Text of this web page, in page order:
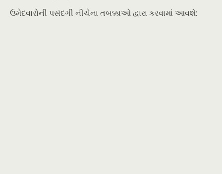
ઉમેદવારોની પસંદગી નીચેના તબક્કાઓ દ્વારા કરવામાં આવશે: